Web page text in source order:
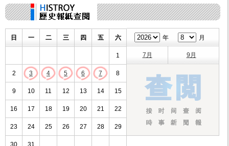
日 一 二 三 四 五 六
1
2 3 4 5 6 7 8
9 10 11 12 13 14 15
16 17 18 19 20 21 22
23 24 25 26 27 28 29
30 31
年 月
7月 9月